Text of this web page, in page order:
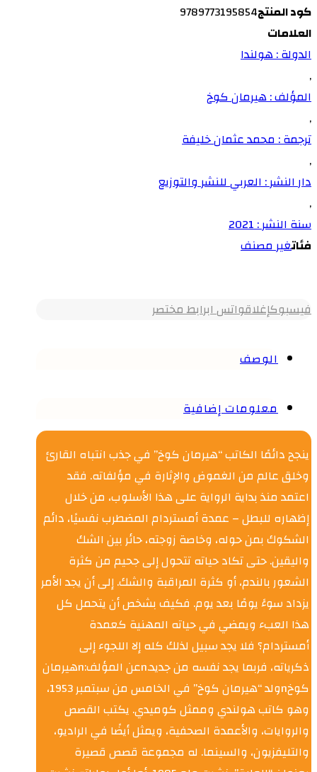
كود المنتج9789773195854
العلامات
الدولة : هولندا
,
المؤلف : هيرمان كوخ
,
ترجمة : محمد عثمان خليفة
,
دار النشر : العربي للنشر والتوزيع
,
سنة النشر : 2021
فئاتغير مصنف
فيسبوكإغلاقواتس ابرابط مختصر
الوصف
معلومات إضافية
ينجح دائمًا الكاتب “هيرمان كوخ” في جذب انتباه القارئ
وخلق عالم من الغموض والإثارة في مؤلفاته. فقد
اعتمد منذ بداية الرواية على هذا الأسلوب، من خلال
إظهاره للبطل – عمدة أمستردام المضطرب نفسيًا، دائم
الشكوك بمن حوله، وخاصة زوجته، حائر بين الشك
واليقين. حتى تكاد حياته تتحول إلى جحيم من كثرة
الشعور بالندم، أو كثرة المراقبة والشك. إلى أن يجد الأمر
يزداد سوءً يومًا بعد يوم. فكيف بشخص أن يتحمل كل
هذا العبء ويمضي في حياته المهنية كعمدة
أمستردام؟ فلا يجد سبيل لذلك كله إلا اللجوء إلى
ذكرياته، فربما يجد نفسه من جديد.nعن المؤلف:nهيرمان
كوخnولد “هيرمان كوخ” في الخامس من سبتمبر 1953،
وهو كاتب هولندي وممثل كوميدي. يكتب القصص
والروايات، والأعمدة الصحفية، ويمثل أيضًا في الراديو،
والتليفزيون، والسينما. له مجموعة قصص قصيرة